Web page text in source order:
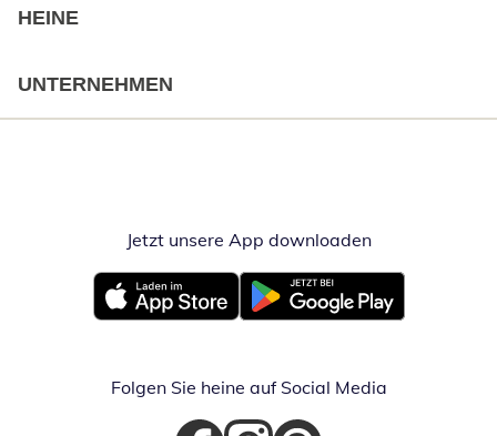
HEINE
UNTERNEHMEN
Jetzt unsere App downloadenÖffnet in
Öffnet in neuem FensterÖffnet in neuem Fenster
Folgen Sie heine auf Social Media